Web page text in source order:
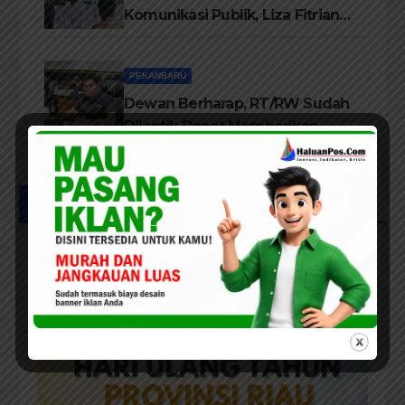
Komunikasi Publik, Liza Fitriani
PEKANBARU
Dewan Berharap, RT/RW Sudah
Dilantik Dapat Memberikan
Pelayanan Terbaik Kepada
Masyarakat
UCAPAN IKLAN HUT RIAU KE-69